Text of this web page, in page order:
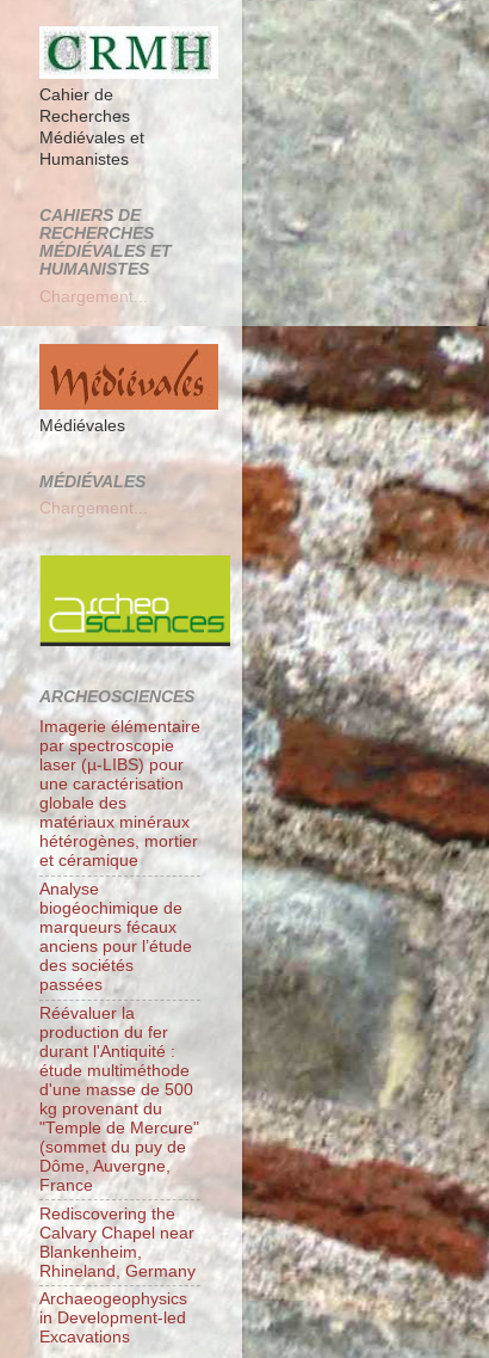
Cahier de
Recherches
Médiévales et
Humanistes
CAHIERS DE
RECHERCHES
MÉDIÉVALES ET
HUMANISTES
Chargement...
Médiévales
MÉDIÉVALES
Chargement...
ARCHEOSCIENCES
Imagerie élémentaire
par spectroscopie
laser (µ-LIBS) pour
une caractérisation
globale des
matériaux minéraux
hétérogènes, mortier
et céramique
Analyse
biogéochimique de
marqueurs fécaux
anciens pour l’étude
des sociétés
passées
Réévaluer la
production du fer
durant l'Antiquité :
étude multiméthode
d'une masse de 500
kg provenant du
"Temple de Mercure"
(sommet du puy de
Dôme, Auvergne,
France
Rediscovering the
Calvary Chapel near
Blankenheim,
Rhineland, Germany
Archaeogeophysics
in Development-led
Excavations